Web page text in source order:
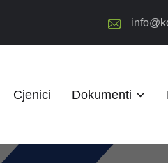
Cjenici Dokumenti